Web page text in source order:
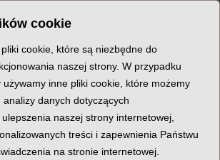
cookie
cookie, które są niezbędne do
naszej strony. W przypadku
używamy inne pliki cookie, które możemy
danych dotyczących
naszej strony internetowej,
treści i zapewnienia Państwu
na stronie internetowej.
F G H I J K L Ł M
R S T U V W X Z
Sk Śl Sł Sm Sn So